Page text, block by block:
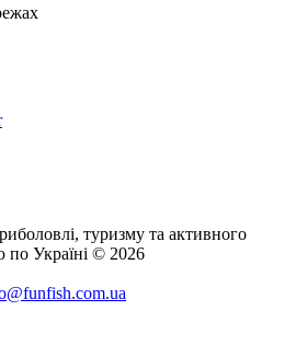
туризму та активного
по Україні © 2026